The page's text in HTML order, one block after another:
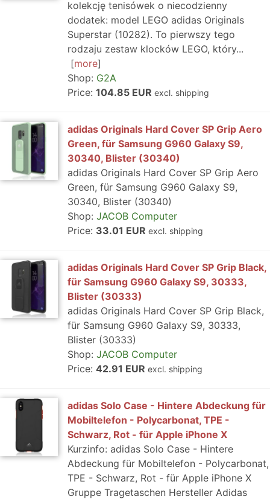
kolekcję tenisówek o niecodzienny
dodatek: model LEGO adidas Originals
Superstar (10282). To pierwszy tego
rodzaju zestaw klocków LEGO, który...
more
Shop: G2A
Price: 104.85 EUR excl. shipping
adidas Originals Hard Cover SP Grip Aero
Green, für Samsung G960 Galaxy S9,
30340, Blister (30340)
adidas Originals Hard Cover SP Grip Aero
Green, für Samsung G960 Galaxy S9,
30340, Blister (30340)
Shop: JACOB Computer
Price: 33.01 EUR excl. shipping
adidas Originals Hard Cover SP Grip Black,
für Samsung G960 Galaxy S9, 30333,
Blister (30333)
adidas Originals Hard Cover SP Grip Black,
für Samsung G960 Galaxy S9, 30333,
Blister (30333)
Shop: JACOB Computer
Price: 42.91 EUR excl. shipping
adidas Solo Case - Hintere Abdeckung für
Mobiltelefon - Polycarbonat, TPE -
Schwarz, Rot - für Apple iPhone X
Kurzinfo: adidas Solo Case - Hintere
Abdeckung für Mobiltelefon - Polycarbonat,
TPE - Schwarz, Rot - für Apple iPhone X
Gruppe Tragetaschen Hersteller Adidas